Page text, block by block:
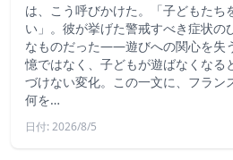
は、こう呼びかけた。「子どもたち
い」。彼が挙げた警戒すべき症状の
なものだった――遊びへの関心を失
憶ではなく、子どもが遊ばなくなる
づけない変化。この一文に、フラン
何を…
日付: 2026/8/5